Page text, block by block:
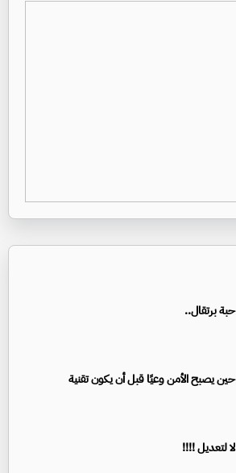
حبة برتقال..
حين يصبح الأمن وعيًا قبل أن يكون تقنية
لا لتعديل !!!!